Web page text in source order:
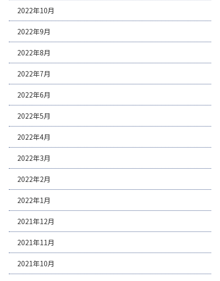
2022年10月
2022年9月
2022年8月
2022年7月
2022年6月
2022年5月
2022年4月
2022年3月
2022年2月
2022年1月
2021年12月
2021年11月
2021年10月